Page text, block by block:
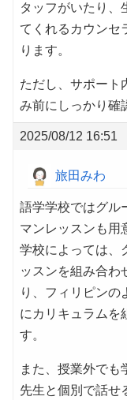
タッフがいたり、
てくれるカウンセ
ります。
ただし、サポート
み前にしっかり確
2025/08/12 16:51
旅田みわ
語学学校ではグル
マンレッスンも用
学校によっては、
ッスンを組み合わ
り、フィリピンの
にカリキュラムを
す。
また、授業外でも
先生と個別で話せ